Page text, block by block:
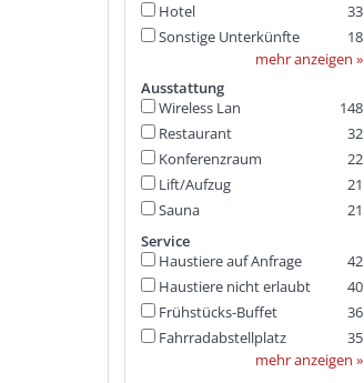
33
Hotel
18
Sonstige Unterkünfte
mehr anzeigen »
Ausstattung
148
Wireless Lan
32
Restaurant
22
Konferenzraum
21
Lift/Aufzug
21
Sauna
Service
42
Haustiere auf Anfrage
40
Haustiere nicht erlaubt
36
Frühstücks-Buffet
35
Fahrradabstellplatz
mehr anzeigen »